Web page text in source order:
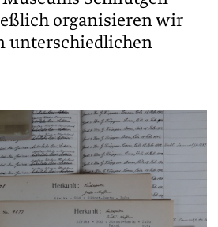
organisieren wir
unterschiedlichen